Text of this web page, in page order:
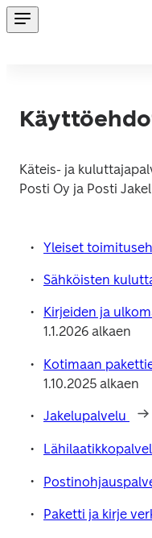
Käteis- ja
Posti Oy ja Posti
Yleiset
Sähköisten
Kirjeiden ja
1.1.2026 alkaen
Kotimaan
1.10.2025 alkaen
Jakelupalvelu
Paketti ja kirje